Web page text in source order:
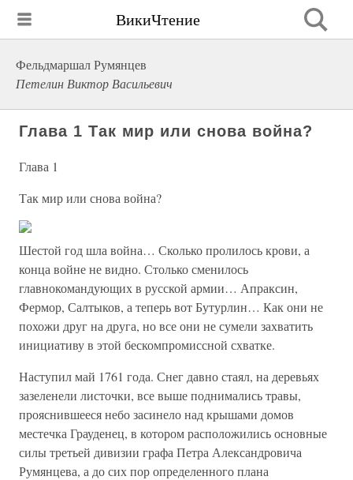
ВикиЧтение
Фельдмаршал Румянцев
Петелин Виктор Васильевич
Глава 1 Так мир или снова война?
Глава 1
Так мир или снова война?
Шестой год шла война… Сколько пролилось крови, а
конца войне не видно. Столько сменилось
главнокомандующих в русской армии… Апраксин,
Фермор, Салтыков, а теперь вот Бутурлин… Как они не
похожи друг на друга, но все они не сумели захватить
инициативу в этой бескомпромиссной схватке.
Наступил май 1761 года. Снег давно стаял, на деревьях
зазеленели листочки, все выше поднимались травы,
прояснившееся небо засинело над крышами домов
местечка Грауденец, в котором расположились основные
силы третьей дивизии графа Петра Александровича
Румянцева, а до сих пор определенного плана